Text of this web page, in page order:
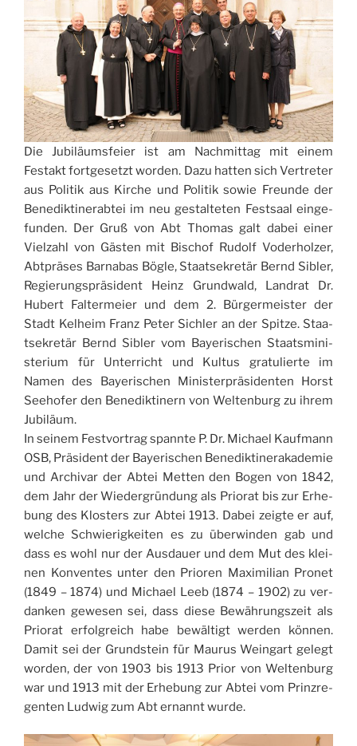
Die Jubi­läum­sfeier ist am Nach­mit­tag mit einem
Festakt fort­ge­se­tzt wor­den. Dazu hat­ten sich Ver­tre­ter
aus Poli­tik aus Kir­che und Poli­tik sowie Freun­de der
Bene­dik­ti­ne­rab­tei im neu gestal­te­ten Festsaal ein­ge­
fun­den. Der Gruß von Abt Tho­mas galt dabei einer
Viel­za­hl von Gästen mit Bischof Rudolf Vode­rhol­zer,
Abt­prä­ses Bar­na­bas Bögle, Staa­tse­kre­tär Bernd Sibler,
Regie­rung­sprä­si­dent Heinz Grund­wald, Lan­drat Dr.
Hubert Fal­ter­meier und dem 2. Bür­ger­mei­ster der
Stadt Kelheim Franz Peter Sichler an der Spi­tze. Staa­
tse­kre­tär Bernd Sibler vom Baye­ri­schen Staa­tsmi­ni­
ste­rium für Unter­ri­cht und Kul­tus gra­tu­lier­te im
Namen des Baye­ri­schen Mini­ster­prä­si­den­ten Hor­st
See­ho­fer den Bene­dik­ti­nern von Welt­en­burg zu ihrem
Jubiläum.
In sei­nem Fest­vor­trag spann­te P. Dr. Michael Kau­f­mann
OSB, Prä­si­dent der Baye­ri­schen Bene­dik­ti­ne­ra­ka­de­mie
und Archi­var der Abtei Met­ten den Bogen von 1842,
dem Jahr der Wie­der­grün­dung als Prio­rat bis zur Erhe­
bung des Klo­sters zur Abtei 1913. Dabei zeig­te er auf,
wel­che Sch­wie­ri­g­kei­ten es zu über­win­den gab und
dass es wohl nur der Ausdauer und dem Mut des klei­
nen Kon­ven­tes unter den Prio­ren Maxi­mi­lian Pro­net
(1849 – 1874) und Michael Leeb (1874 – 1902) zu ver­
dan­ken gewe­sen sei, dass die­se Bewäh­rungszeit als
Prio­rat erfol­greich habe bewäl­tigt wer­den kön­nen.
Damit sei der Grund­stein für Mau­rus Wein­gart gelegt
wor­den, der von 1903 bis 1913 Prior von Welt­en­burg
war und 1913 mit der Erhe­bung zur Abtei vom Prin­z­re­
gen­ten Lud­wig zum Abt ernannt wurde.